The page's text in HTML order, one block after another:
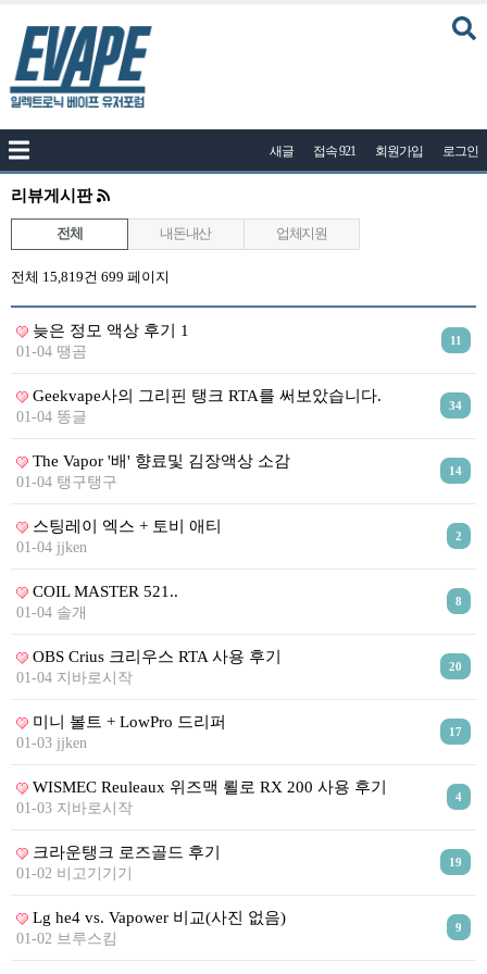
공지사항
나눔이벤트
자유게시판
질문답변
포토
건의게시판
레시피
리뷰게시판
팁앤가이드
레시피계산기
툴즈킷
업체게시판
제휴업체
트레이드
판매
구매
거래후기
새글 접속 921 회원가입 로그인
리뷰게시판
전체 내돈내산 업체지원
전체 15,819건 699 페이지
늦은 정모 액상 후기 1
01-04 땡곰
11
Geekvape사의 그리핀 탱크 RTA를 써보았습니다.
01-04 똥글
34
The Vapor '배' 향료및 김장액상 소감
01-04 탱구탱구
14
스팅레이 엑스 + 토비 애티
01-04 jjken
2
COIL MASTER 521..
01-04 솔개
8
OBS Crius 크리우스 RTA 사용 후기
01-04 지바로시작
20
미니 볼트 + LowPro 드리퍼
01-03 jjken
17
WISMEC Reuleaux 위즈맥 뢸로 RX 200 사용 후기
01-03 지바로시작
4
크라운탱크 로즈골드 후기
01-02 비고기기기
19
Lg he4 vs. Vapower 비교(사진 없음)
01-02 브루스킴
9